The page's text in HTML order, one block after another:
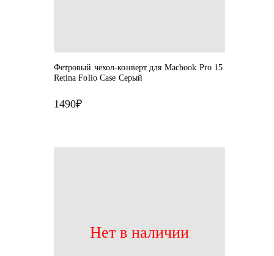
Фетровый чехол-конверт для Macbook Pro 15
Retina Folio Case Серый
1490₽
Нет в наличии